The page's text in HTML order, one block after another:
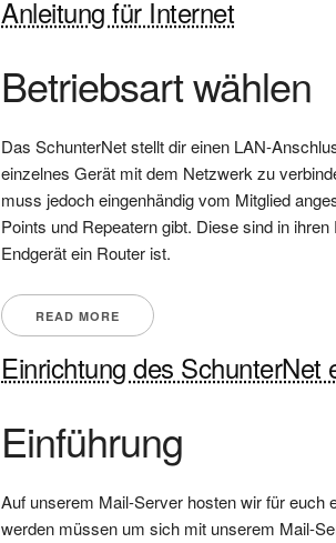
Anleitung für Internet
Betriebsart wählen
Das SchunterNet stellt dir einen LAN-
einzelnes Gerät mit dem Netzwerk zu
muss jedoch eingenhändig vom Mitglied
Points und Repeatern gibt. Diese sind in
Endgerät ein Router ist.
READ MORE
Einrichtung des SchunterNet
Einführung
Auf unserem Mail-Server hosten wir für
werden müssen um sich mit unserem Mail-